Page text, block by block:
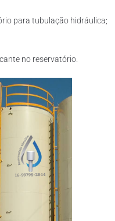
para tubulação hidráulica;
no reservatório.